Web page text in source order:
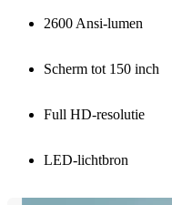
2600 Ansi-lumen
Scherm tot 150 inch
Full HD-resolutie
LED-lichtbron